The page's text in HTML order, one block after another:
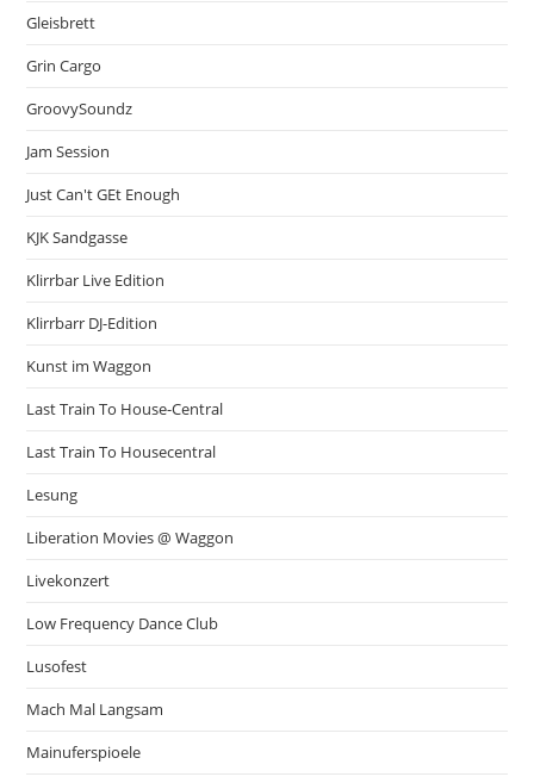
Gleisbrett
Grin Cargo
GroovySoundz
Jam Session
Just Can't GEt Enough
KJK Sandgasse
Klirrbar Live Edition
Klirrbarr DJ-Edition
Kunst im Waggon
Last Train To House-Central
Last Train To Housecentral
Lesung
Liberation Movies @ Waggon
Livekonzert
Low Frequency Dance Club
Lusofest
Mach Mal Langsam
Mainuferspioele